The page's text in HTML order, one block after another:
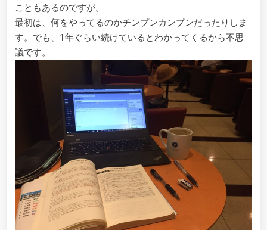
続
こともあるのですが。
最初は、何をやってるのかチンプンカンプンだったりしま
す。でも、1年ぐらい続けているとわかってくるから不思
議です。